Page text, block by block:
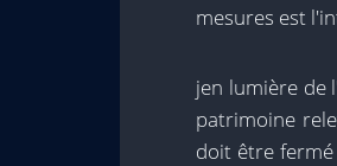
mesures est
jen lumière de
patrimoine
doit être fermé